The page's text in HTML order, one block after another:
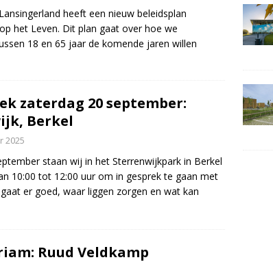
heeft een nieuw beleidsplan
het Leven. Dit plan gaat over hoe we
18 en 65 jaar de komende jaren willen
zaterdag 20 september:
Berkel
2025
staan wij in het Sterrenwijkpark in Berkel
10:00 tot 12:00 uur om in gesprek te gaan met
er goed, waar liggen zorgen en wat kan
Ruud Veldkamp